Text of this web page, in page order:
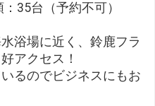
35台（予約不可）
浴場に近く、鈴鹿フラ
アクセス！
るのでビジネスにもお